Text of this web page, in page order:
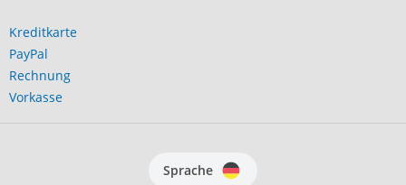
Kreditkarte
PayPal
Rechnung
Vorkasse
Sprache